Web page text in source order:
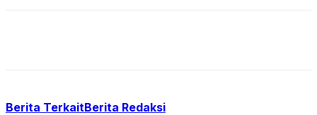
Berita TerkaitBerita Redaksi